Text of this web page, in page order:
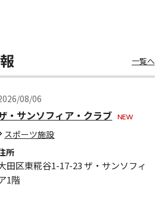
一覧へ
08/06
・サンソフィア・クラブ
スポーツ施設
所
田区東糀谷1-17-23 ザ・サンソフィ
1階